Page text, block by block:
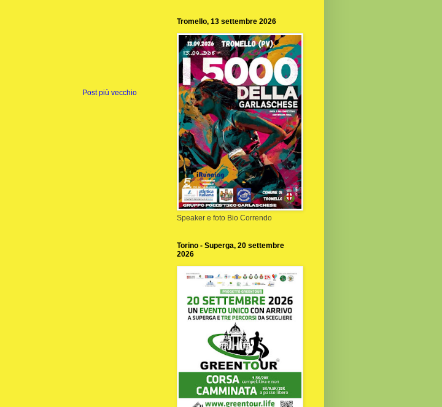
Post più vecchio
Tromello, 13 settembre 2026
Speaker e foto Bio Correndo
Torino - Superga, 20 settembre
2026